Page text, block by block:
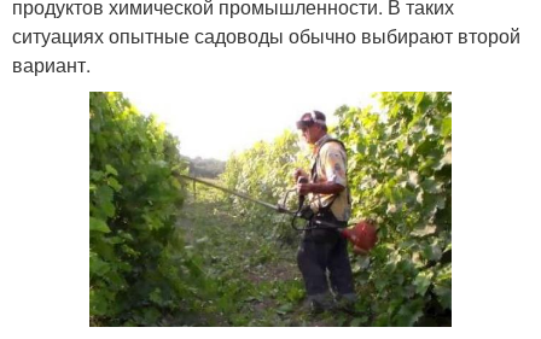
продуктов химической промышленности. В таких
ситуациях опытные садоводы обычно выбирают второй
вариант.